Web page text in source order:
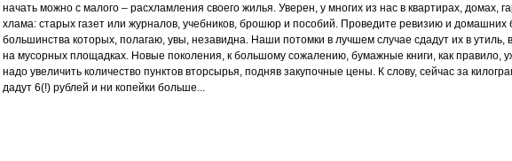
начать можно с малого – расхламления своего жилья. Уверен, у многих из нас в квартирах, домах,
хлама: старых газет или журналов, учебников, брошюр и пособий. Проведите ревизию и домашних
большинства которых, полагаю, увы, незавидна. Наши потомки в лучшем случае сдадут их в утиль,
на мусорных площадках. Новые поколения, к большому сожалению, бумажные книги, как правило,
надо увеличить количество пунктов вторсырья, подняв закупочные цены. К слову, сейчас за
дадут 6(!) рублей и ни копейки больше...